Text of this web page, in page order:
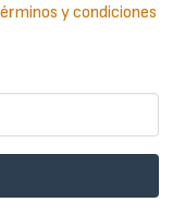
y condiciones